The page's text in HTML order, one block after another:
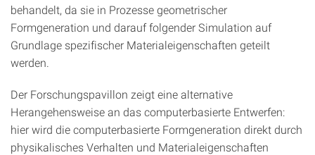
behandelt, da sie in Prozesse geometrischer
Formgeneration und darauf folgender Simulation auf
Grundlage spezifischer Materialeigenschaften geteilt
werden.
Der Forschungspavillon zeigt eine alternative
Herangehensweise an das computerbasierte Entwerfen:
hier wird die computerbasierte Formgeneration direkt durch
physikalisches Verhalten und Materialeigenschaften